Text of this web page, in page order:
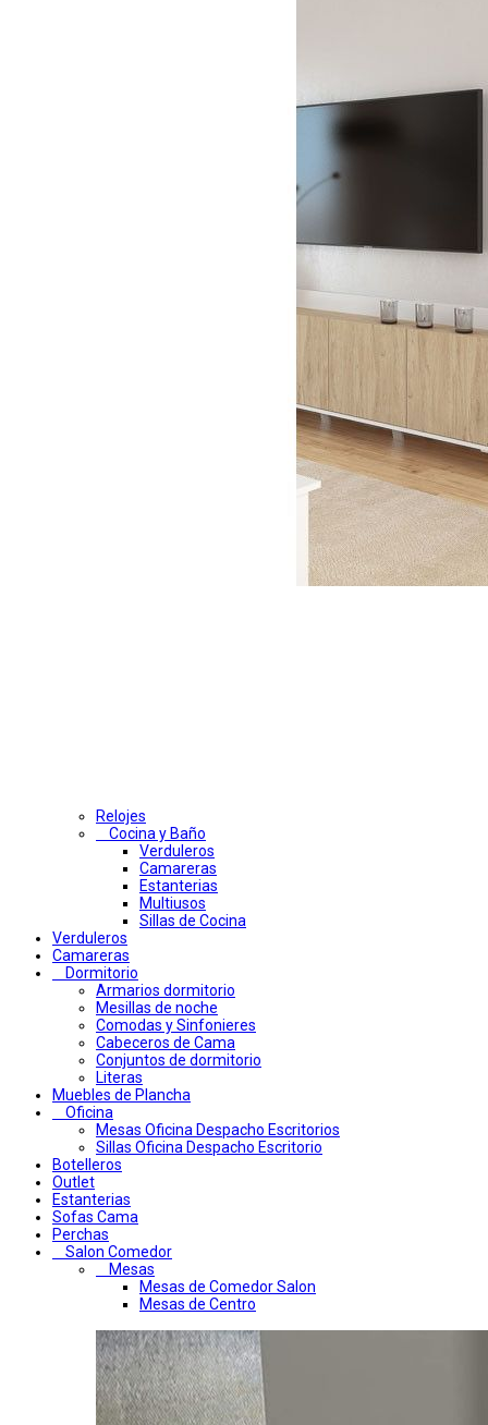
Relojes
Cocina y Baño
Verduleros
Camareras
Estanterias
Multiusos
Sillas de Cocina
Verduleros
Camareras
Dormitorio
Armarios dormitorio
Mesillas de noche
Comodas y Sinfonieres
Cabeceros de Cama
Conjuntos de dormitorio
Literas
Muebles de Plancha
Oficina
Mesas Oficina Despacho Escritorios
Sillas Oficina Despacho Escritorio
Botelleros
Outlet
Estanterias
Sofas Cama
Perchas
Salon Comedor
Mesas
Mesas de Comedor Salon
Mesas de Centro